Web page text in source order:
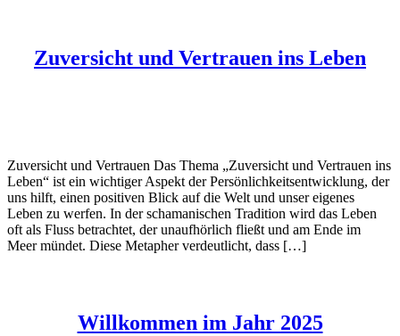
Zuversicht und Vertrauen ins Leben
Zuversicht und Vertrauen Das Thema „Zuversicht und Vertrauen ins
Leben“ ist ein wichtiger Aspekt der Persönlichkeitsentwicklung, der
uns hilft, einen positiven Blick auf die Welt und unser eigenes
Leben zu werfen. In der schamanischen Tradition wird das Leben
oft als Fluss betrachtet, der unaufhörlich fließt und am Ende im
Meer mündet. Diese Metapher verdeutlicht, dass […]
Willkommen im Jahr 2025